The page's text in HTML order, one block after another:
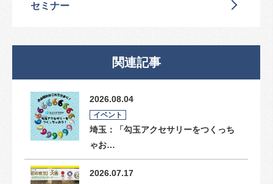
セミナー
関連記事
2026.08.04
イベント
埼玉：「勾玉アクセサリーをつくっち
ゃお…
2026.07.17